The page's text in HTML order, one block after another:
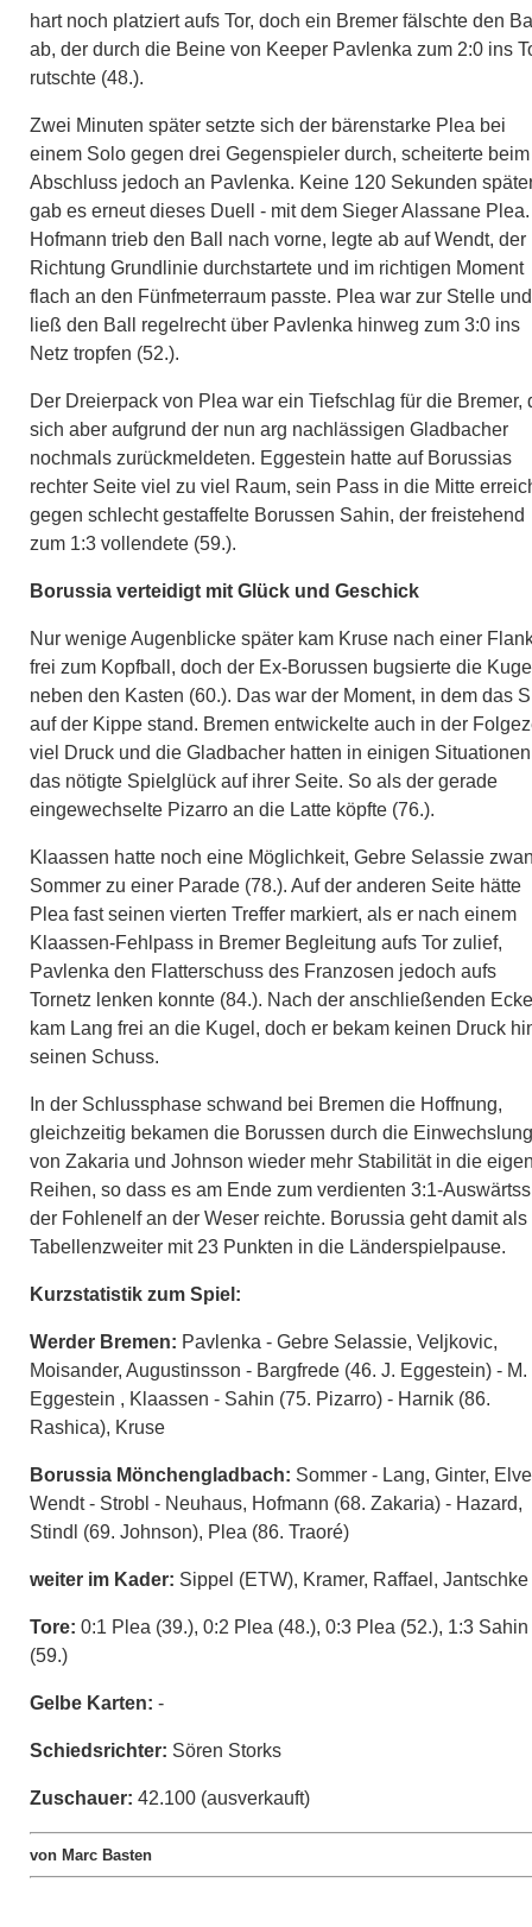
hart noch platziert aufs Tor, doch ein Bremer fälschte den
ab, der durch die Beine von Keeper Pavlenka zum 2:0 ins
rutschte (48.).
Zwei Minuten später setzte sich der bärenstarke Plea bei
einem Solo gegen drei Gegenspieler durch, scheiterte beim
Abschluss jedoch an Pavlenka. Keine 120 Sekunden
gab es erneut dieses Duell - mit dem Sieger Alassane Plea.
Hofmann trieb den Ball nach vorne, legte ab auf Wendt, der
Richtung Grundlinie durchstartete und im richtigen Moment
flach an den Fünfmeterraum passte. Plea war zur Stelle und
ließ den Ball regelrecht über Pavlenka hinweg zum 3:0 ins
Netz tropfen (52.).
Der Dreierpack von Plea war ein Tiefschlag für die Bremer,
sich aber aufgrund der nun arg nachlässigen Gladbacher
nochmals zurückmeldeten. Eggestein hatte auf Borussias
rechter Seite viel zu viel Raum, sein Pass in die Mitte
gegen schlecht gestaffelte Borussen Sahin, der freistehend
zum 1:3 vollendete (59.).
Borussia verteidigt mit Glück und Geschick
Nur wenige Augenblicke später kam Kruse nach einer
frei zum Kopfball, doch der Ex-Borussen bugsierte die
neben den Kasten (60.). Das war der Moment, in dem das
auf der Kippe stand. Bremen entwickelte auch in der
viel Druck und die Gladbacher hatten in einigen Situationen
das nötigte Spielglück auf ihrer Seite. So als der gerade
eingewechselte Pizarro an die Latte köpfte (76.).
Klaassen hatte noch eine Möglichkeit, Gebre Selassie
Sommer zu einer Parade (78.). Auf der anderen Seite hätte
Plea fast seinen vierten Treffer markiert, als er nach einem
Klaassen-Fehlpass in Bremer Begleitung aufs Tor zulief,
Pavlenka den Flatterschuss des Franzosen jedoch aufs
Tornetz lenken konnte (84.). Nach der anschließenden Ecke
kam Lang frei an die Kugel, doch er bekam keinen Druck
seinen Schuss.
In der Schlussphase schwand bei Bremen die Hoffnung,
gleichzeitig bekamen die Borussen durch die
von Zakaria und Johnson wieder mehr Stabilität in die
Reihen, so dass es am Ende zum verdienten 3:1-
der Fohlenelf an der Weser reichte. Borussia geht damit als
Tabellenzweiter mit 23 Punkten in die Länderspielpause.
Kurzstatistik zum Spiel:
Werder Bremen: Pavlenka - Gebre Selassie, Veljkovic,
Moisander, Augustinsson - Bargfrede (46. J. Eggestein) - M.
Eggestein , Klaassen - Sahin (75. Pizarro) - Harnik (86.
Rashica), Kruse
Borussia Mönchengladbach: Sommer - Lang, Ginter,
Wendt - Strobl - Neuhaus, Hofmann (68. Zakaria) - Hazard,
Stindl (69. Johnson), Plea (86. Traoré)
weiter im Kader: Sippel (ETW), Kramer, Raffael, Jantschke
Tore: 0:1 Plea (39.), 0:2 Plea (48.), 0:3 Plea (52.), 1:3 Sahin
(59.)
Gelbe Karten: -
Schiedsrichter: Sören Storks
Zuschauer: 42.100 (ausverkauft)
von Marc Basten